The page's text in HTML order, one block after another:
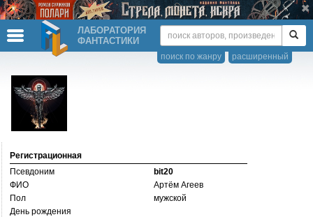
ЛАБОРАТОРИЯ
ФАНТАСТИКИ
расширенный
поиск по жанру
Регистрационная
Псевдоним
bit20
ФИО
Артём Агеев
Пол
мужской
День рождения